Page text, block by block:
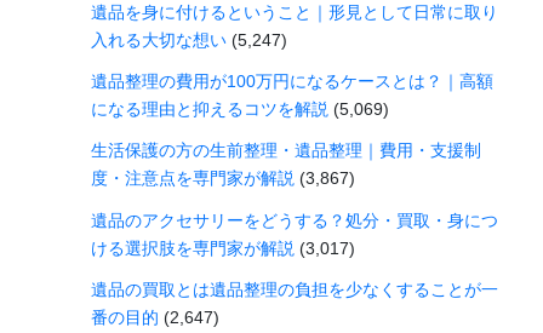
遺品を身に付けるということ｜形見として日常に取り
入れる大切な想い (5,247)
遺品整理の費用が100万円になるケースとは？｜高額
になる理由と抑えるコツを解説 (5,069)
生活保護の方の生前整理・遺品整理｜費用・支援制
度・注意点を専門家が解説 (3,867)
遺品のアクセサリーをどうする？処分・買取・身につ
ける選択肢を専門家が解説 (3,017)
遺品の買取とは遺品整理の負担を少なくすることが一
番の目的 (2,647)